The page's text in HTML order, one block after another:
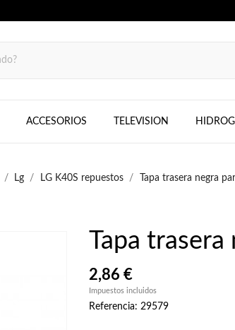
ACCESORIOS TELEVISION
Lg LG K40S repuestos Tapa trasera negra
Tapa trasera
2,86 €
Impuestos incluidos
Referencia: 29579